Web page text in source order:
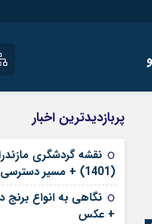
آپارات
رمز عبور
راه اندازی سایت و
سایت های خبری و
پربازدیدترین اخبار
نقشه گردشگری
(1401) + مسیر دسترسی
نگاهی به انواع برنج
+ عکس